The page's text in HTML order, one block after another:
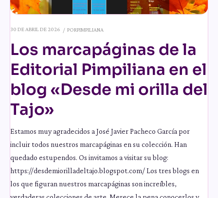
30 DE ABRIL DE 2026 PORPIMPILIANA
Los marcapáginas de la
Editorial Pimpiliana en el
blog «Desde mi orilla del
Tajo»
Estamos muy agradecidos a José Javier Pacheco García por
incluir todos nuestros marcapáginas en su colección. Han
quedado estupendos. Os invitamos a visitar su blog:
https://desdemiorilladeltajo.blogspot.com/ Los tres blogs en
los que figuran nuestros marcapáginas son increíbles,